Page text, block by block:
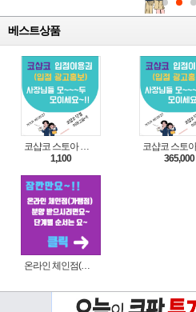
베스트상품
코샵코 스토아 입점 1일 이용권
1,100
365,000
온라인 체인점(가맹점) 분양순서(필독)